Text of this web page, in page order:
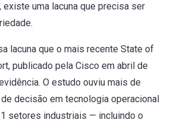
existe uma lacuna que precisa ser
lacuna que o mais recente State of
publicado pela Cisco em abril de
O estudo ouviu mais de
decisão em tecnologia operacional
setores industriais — incluindo o